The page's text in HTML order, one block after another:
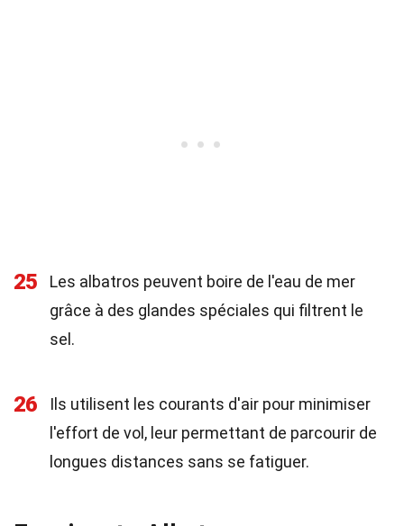
25
Les albatros peuvent boire de l'eau de mer
grâce à des glandes spéciales qui filtrent le
sel.
26
Ils utilisent les courants d'air pour minimiser
l'effort de vol, leur permettant de parcourir de
longues distances sans se fatiguer.